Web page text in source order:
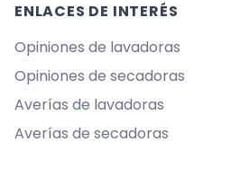
ENLACES DE INTERÉS
Opiniones de lavadoras
Opiniones de secadoras
Averías de lavadoras
Averías de secadoras